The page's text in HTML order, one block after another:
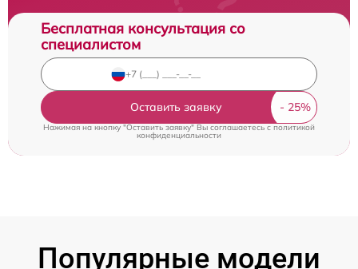
Бесплатная консультация со
специалистом
Оставить заявку
Нажимая на кнопку "Оставить заявку" Вы соглашаетесь cполитикой
конфиденциальности
Популярные модели